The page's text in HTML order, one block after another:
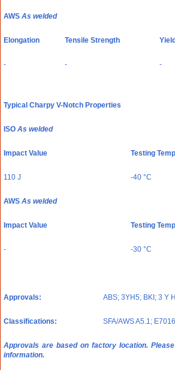
AWS As welded
Elongation Tensile Strength
- - -
Typical Charpy V-Notch Properties
ISO As welded
Impact Value Testing
110 J -40 °C
AWS As welded
Impact Value Testing
- -30 °C
Approvals: ABS; 3YH5; BKI; 3 Y
Classifications: SFA/AWS A5.1;
Approvals are based on factory location.
information.